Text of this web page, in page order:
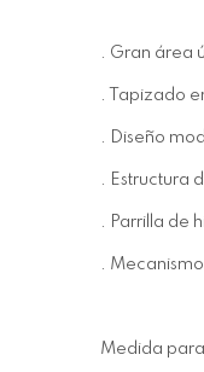
. Gran
. Tapizado
. Diseño
. Estructura
. Parrilla de
.
Medida